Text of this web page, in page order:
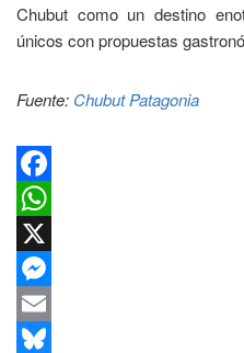
Chubut como un destino
únicos con propuestas
Fuente: Chubut Patagonia
Facebook
WhatsApp
X
Messenger
Email